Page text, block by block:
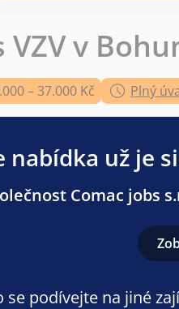
VZV v
– 37.000 Kč Plný
nabídka už je
Comac jobs
se podívejte na jiné